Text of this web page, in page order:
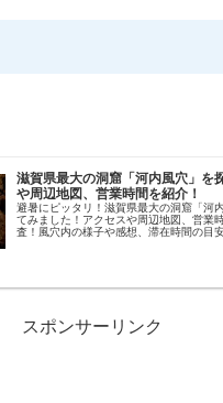
滋賀県最大の洞窟「河内風穴」を
や周辺地図、営業時間を紹介！
避暑にピッタリ！滋賀県最大の洞窟「河
てみました！アクセスや周辺地図、営業
査！風穴内の様子や感想、滞在時間の目
スポンサーリンク